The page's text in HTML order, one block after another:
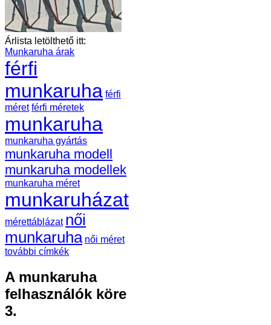
Árlista letölthető itt:
Munkaruha árak
férfi
munkaruha férfi
méret férfi méretek
munkaruha
munkaruha gyártás
munkaruha modell
munkaruha modellek
munkaruha méret
munkaruházat
mérettáblázat női
munkaruha női méret
további címkék
A munkaruha
felhasználók köre
3.